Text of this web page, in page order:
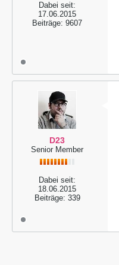
Dabei seit:
17.06.2015
Beiträge: 9607
D23
Senior Member
Dabei seit:
18.06.2015
Beiträge: 339